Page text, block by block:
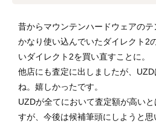
昔からマウンテンハードウェアのテ
かなり使い込んでいたダイレクト2
いダイレクト2を買い直すことに。
他店にも査定に出しましたが、
ね。嬉しかったです。
UZDが全てにおいて査定額が高い
すが、今後は候補筆頭にしようと思